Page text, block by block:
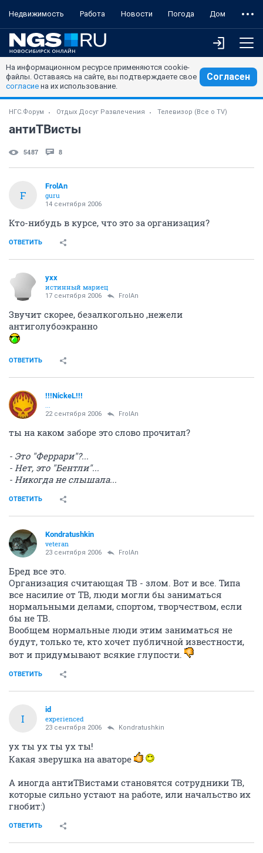
Недвижимость Работа Новости Погода Дом
На информационном ресурсе применяются cookie-
файлы. Оставаясь на сайте, вы подтверждаете свое
согласие на их использование.
Согласен
НГС.Форум Отдых Досуг Развлечения Телевизор (Все о TV)
антиТВисты
5487 8
F
FrolAn
guru
14 сентября 2006
Кто-нибудь в курсе, что это за организация?
ОТВЕТИТЬ
yxx
истинный мариец
17 сентября 2006 FrolAn
Звучит скорее, безалкогольно ,нежели
антиголубоэкранно
ОТВЕТИТЬ
!!!NickeL!!!
...
22 сентября 2006 FrolAn
ты на каком заборе это слово прочитал?
- Это "Феррари"?...
- Нет, это "Бентли"...
- Никогда не слышала...
ОТВЕТИТЬ
Kondratushkin
veteran
23 сентября 2006 FrolAn
Бред все это.
Организация считающая ТВ - злом. Вот и все. Типа
все насилие от ТВ, люди могли бы заниматься
нормальными делами, спортом, творчеством, если
бы не ТВ.
Вообщем нормальные люди этим заниматься не
будут, только те, кто хочет публичной известности,
вот и придумывают всякие глупости.
ОТВЕТИТЬ
I
id
experienced
23 сентября 2006 Kondratushkin
ух ты ух ты ух ты!
Какая зверушка на аваторе
А иногда антиТВистами становятся сотрудники ТВ,
которые сильно устают на работе, или начальство их
гнобит:)
ОТВЕТИТЬ